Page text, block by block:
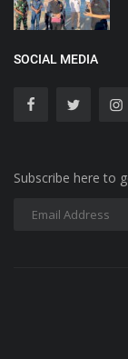
SOCIAL MEDIA
Subscribe here to